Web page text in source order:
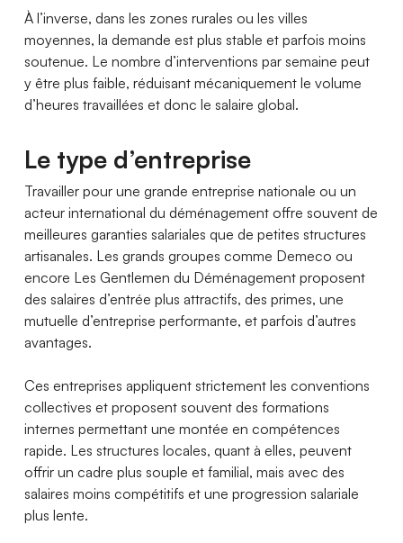
À l’inverse, dans les zones rurales ou les villes
moyennes, la demande est plus stable et parfois moins
soutenue. Le nombre d’interventions par semaine peut
y être plus faible, réduisant mécaniquement le volume
d’heures travaillées et donc le salaire global.
Le type d’entreprise
Travailler pour une grande entreprise nationale ou un
acteur international du déménagement offre souvent de
meilleures garanties salariales que de petites structures
artisanales. Les grands groupes comme Demeco ou
encore Les Gentlemen du Déménagement proposent
des salaires d’entrée plus attractifs, des primes, une
mutuelle d’entreprise performante, et parfois d’autres
avantages.
Ces entreprises appliquent strictement les conventions
collectives et proposent souvent des formations
internes permettant une montée en compétences
rapide. Les structures locales, quant à elles, peuvent
offrir un cadre plus souple et familial, mais avec des
salaires moins compétitifs et une progression salariale
plus lente.